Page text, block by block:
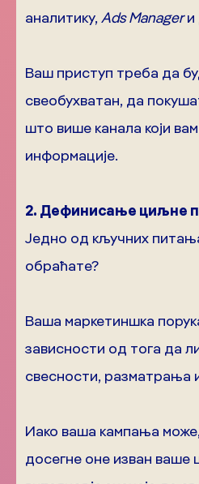
аналитику, Ads Managerи
Ваш приступ треба да
свеобухватан, да
што више канала који
информације.
2. Дефинисање циљне
Једно од кључних
обраћате?
Ваша маркетиншка
зависности од тога да
свесности, разматрања
Иако ваша кампања
досегне оне изван ваше